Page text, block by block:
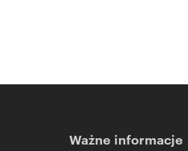
Ważne informacje